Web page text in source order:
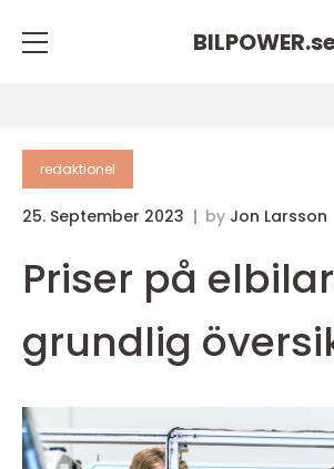
BILPOWER.
redaktionel
25. September 2023 by Jon Larsson
Priser på
grundlig